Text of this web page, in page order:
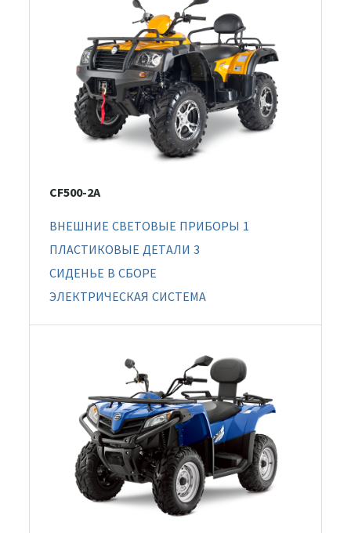
CF500-2A
ВНЕШНИЕ СВЕТОВЫЕ ПРИБОРЫ 1
ПЛАСТИКОВЫЕ ДЕТАЛИ 3
СИДЕНЬЕ В СБОРЕ
ЭЛЕКТРИЧЕСКАЯ СИСТЕМА